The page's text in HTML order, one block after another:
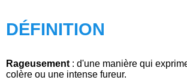
DÉFINITION
Rageusement : d'une manière qui
colère ou une intense fureur.